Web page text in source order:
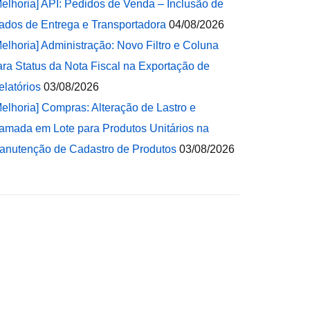
API: Pedidos de Venda – Inclusão de
de Entrega e Transportadora 04/08/2026
Administração: Novo Filtro e Coluna
Status da Nota Fiscal na Exportação de
03/08/2026
Compras: Alteração de Lastro e
em Lote para Produtos Unitários na
de Cadastro de Produtos 03/08/2026